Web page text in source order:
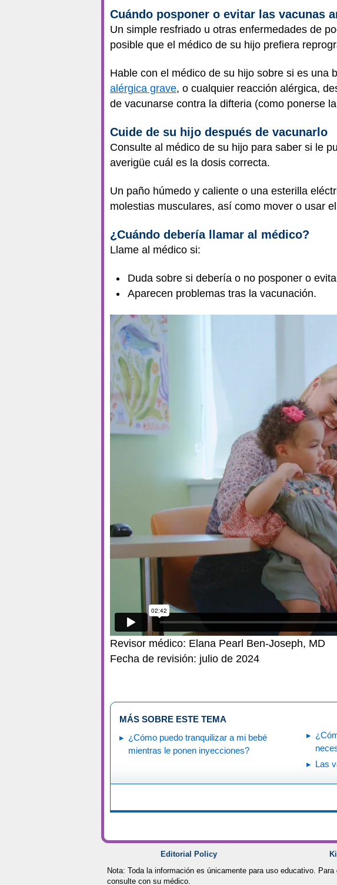
Cuándo posponer o evitar las vacunas
Un simple resfriado u otras enfermedades de
posible que el médico de su hijo prefiera
Hable con el médico de su hijo sobre si es una
alérgica grave, o cualquier reacción alérgica,
de vacunarse contra la difteria (como ponerse
Cuide de su hijo después de vacunarlo
Consulte al médico de su hijo para saber si le
averigüe cuál es la dosis correcta.
Un paño húmedo y caliente o una esterilla
molestias musculares, así como mover o usar
¿Cuándo debería llamar al médico?
Llame al médico si:
Duda sobre si debería o no posponer o
Aparecen problemas tras la vacunación.
Revisor médico: Elana Pearl Ben-Joseph, MD
Fecha de revisión: julio de 2024
MÁS SOBRE ESTE TEMA
¿Cómo puedo tranquilizar a mi bebé
mientras le ponen inyecciones?
Las
Editorial Policy
Nota: Toda la información es únicamente para uso educativo.
consulte con su médico.